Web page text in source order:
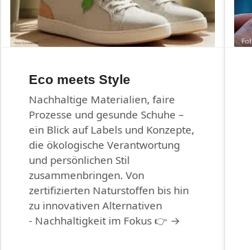
Eco meets Style
Nachhaltige Materialien, faire
Prozesse und gesunde Schuhe –
ein Blick auf Labels und Konzepte,
die ökologische Verantwortung
und persönlichen Stil
zusammenbringen. Von
zertifizierten Naturstoffen bis hin
zu innovativen Alternativen
- Nachhaltigkeit im Fokus 👉 →